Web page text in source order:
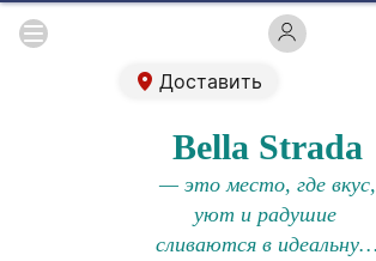
Доставить
Bella Strada
— это место, где вкус,
уют и радушие
сливаются в идеальную